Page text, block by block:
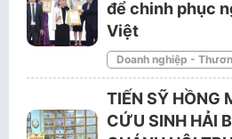
để chinh phục
Việt
Doanh nghiệp -
TIẾN SỸ HỒNG
CỨU SINH HẢI